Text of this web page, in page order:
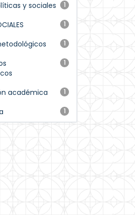
1
y sociales
1
1
1
1
académica
1